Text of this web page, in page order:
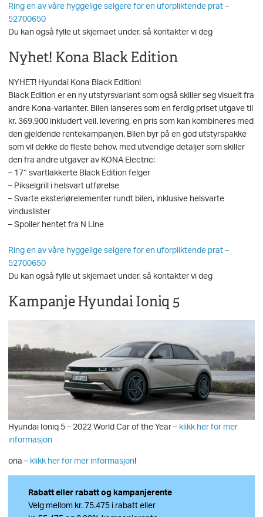
Ring en av våre hyggelige selgere for en uforpliktende prat –
52700650
Du kan også fylle ut skjemaet under, så kontakter vi deg
Nyhet! Kona Black Edition
NYHET! Hyundai Kona Black Edition!
Black Edition er en ny utstyrsvariant som også skiller seg visuelt fra
andre Kona-varianter. Bilen lanseres som en ferdig priset utgave til
kr. 369.900 inkludert veil. levering, en pris som kan kombineres med
den gjeldende rentekampanjen. Bilen byr på en god utstyrspakke
som vil dekke de fleste behov, med utvendige detaljer som skiller
den fra andre utgaver av KONA Electric:
– 17’’ svartlakkerte Black Edition felger
– Pikselgrill i helsvart utførelse
– Svarte eksteriørelementer rundt bilen, inklusive helsvarte
vinduslister
– Spoiler hentet fra N Line
Ring en av våre hyggelige selgere for en uforpliktende prat –
52700650
Du kan også fylle ut skjemaet under, så kontakter vi deg
Kampanje Hyundai Ioniq 5
Hyundai Ioniq 5 – 2022 World Car of the Year – klikk her for mer
informasjon
ona – klikk her for mer informasjon!
Rabatt eller rabatt og kampanjerente
Velg mellom kr. 75.475 i rabatt eller